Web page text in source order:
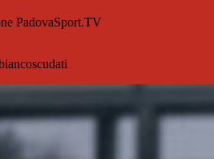
PadovaSport.TV